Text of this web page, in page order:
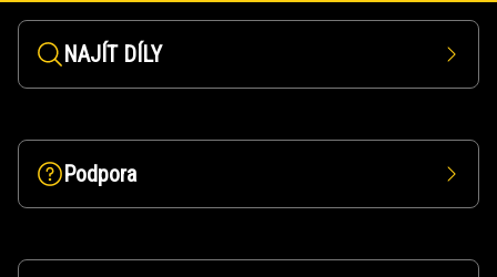
NAJÍT DÍLY
Podpora